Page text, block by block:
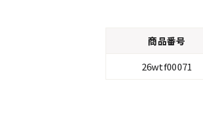
商品番号
26wtf00071